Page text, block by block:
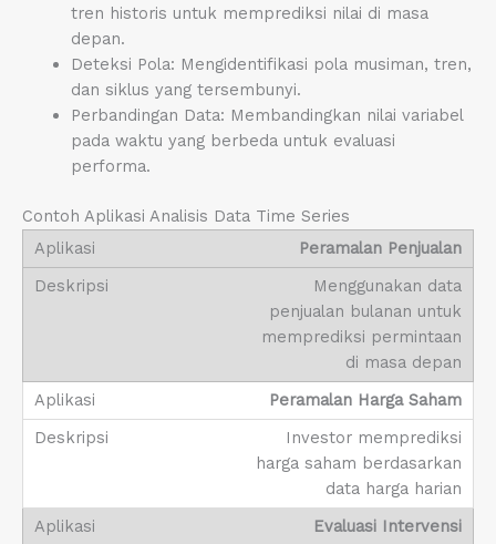
tren historis untuk memprediksi nilai di masa
depan.
Deteksi Pola: Mengidentifikasi pola musiman, tren,
dan siklus yang tersembunyi.
Perbandingan Data: Membandingkan nilai variabel
pada waktu yang berbeda untuk evaluasi
performa.
Contoh Aplikasi Analisis Data Time Series
Peramalan Penjualan
Menggunakan data
penjualan bulanan untuk
memprediksi permintaan
di masa depan
Peramalan Harga Saham
Investor memprediksi
harga saham berdasarkan
data harga harian
Evaluasi Intervensi